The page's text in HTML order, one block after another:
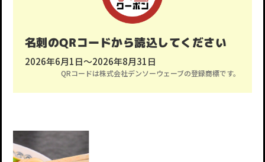
名刺のQRコードから読込してください
2026年6月1日〜2026年8月31日
QRコードは株式会社デンソーウェーブの登録商標です。